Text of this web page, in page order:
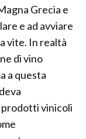
Grecia e
e ad avviare
vite. In realtà
di vino
a questa
prodotti vinicoli